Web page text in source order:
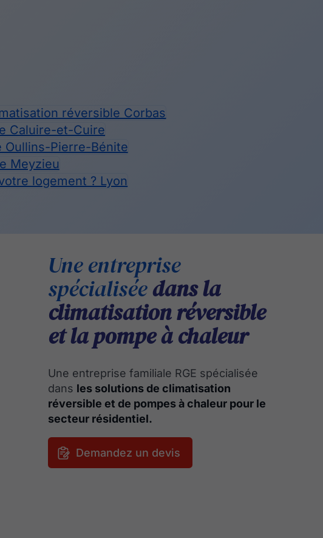
réversible Corbas
Caluire-et-Cuire
Oullins-Pierre-Bénite
Meyzieu
logement ? Lyon
Une entreprise
spécialiséedans la
climatisation réversible
et la pompe à chaleur
Une entreprise familiale RGE spécialisée
dans les solutions de climatisation
réversible et de pompes à chaleur pour le
secteur résidentiel.
Demandez un devis